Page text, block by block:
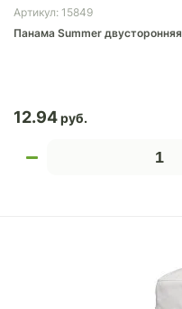
Артикул: 15849
Панама Summer двусторонняя
12.94